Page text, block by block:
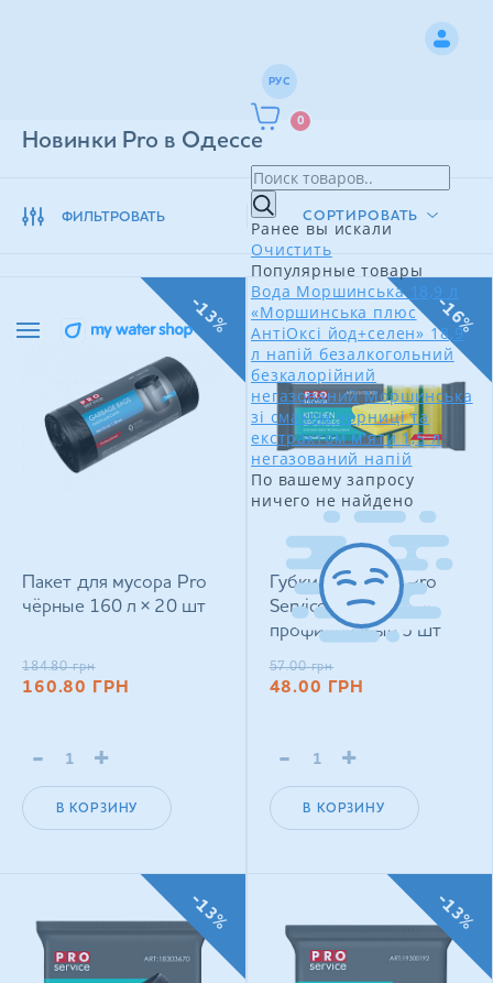
РУС
0
Ранее вы искали
Очистить
Популярные товары
Вода Моршинська 18,9 л
«Моршинська плюс
АнтіОксі йод+селен» 18,9
л напій безалкогольний
безкалорійний
негазований Моршинська
зі смаком чорниці та
екстрактом м'яти 1,5 л
негазований напій
По вашему запросу
ничего не найдено
Новинки Pro в Одессе
ФИЛЬТРОВАТЬ СОРТИРОВАТЬ
Пакет для мусора Pro
чёрные 160 л × 20 шт
184.80 грн
160.80 ГРН
- +
В КОРЗИНУ
-13%
Губки кухонные Pro
Service Professional
профилованые 5 шт
57.00 грн
48.00 ГРН
- +
В КОРЗИНУ
-16%
-13% -13%